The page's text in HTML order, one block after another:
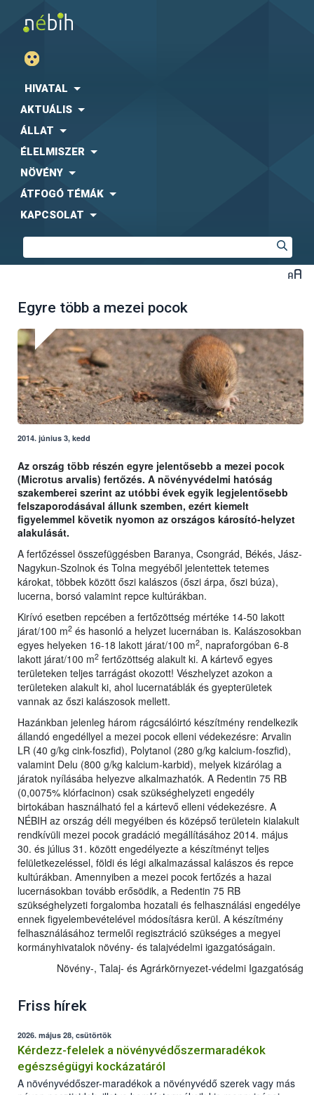
HIVATAL
AKTUÁLIS
ÁLLAT
ÉLELMISZER
NÖVÉNY
ÁTFOGÓ TÉMÁK
KAPCSOLAT
Egyre több a mezei pocok
2014. június 3, kedd
Az ország több részén egyre jelentősebb a mezei pocok
(Microtus arvalis) fertőzés. A növényvédelmi hatóság
szakemberei szerint az utóbbi évek egyik legjelentősebb
felszaporodásával állunk szemben, ezért kiemelt
figyelemmel követik nyomon az országos károsító-helyzet
alakulását.
A fertőzéssel összefüggésben Baranya, Csongrád, Békés, Jász-
Nagykun-Szolnok és Tolna megyéből jelentettek tetemes
károkat, többek között őszi kalászos (őszi árpa, őszi búza),
lucerna, borsó valamint repce kultúrákban.
Kirívó esetben repcében a fertőzöttség mértéke 14-50 lakott
járat/100 m2 és hasonló a helyzet lucernában is. Kalászosokban
egyes helyeken 16-18 lakott járat/100 m2, napraforgóban 6-8
lakott járat/100 m2 fertőzöttség alakult ki. A kártevő egyes
területeken teljes tarrágást okozott! Vészhelyzet azokon a
területeken alakult ki, ahol lucernatáblák és gyepterületek
vannak az őszi kalászosok mellett.
Hazánkban jelenleg három rágcsálóirtó készítmény rendelkezik
állandó engedéllyel a mezei pocok elleni védekezésre: Arvalin
LR (40 g/kg cink-foszfid), Polytanol (280 g/kg kalcium-foszfid),
valamint Delu (800 g/kg kalcium-karbid), melyek kizárólag a
járatok nyílásába helyezve alkalmazhatók. A Redentin 75 RB
(0,0075% klórfacinon) csak szükséghelyzeti engedély
birtokában használható fel a kártevő elleni védekezésre. A
NÉBIH az ország déli megyéiben és középső területein kialakult
rendkívüli mezei pocok gradáció megállításához 2014. május
30. és július 31. között engedélyezte a készítményt teljes
felületkezeléssel, földi és légi alkalmazással kalászos és repce
kultúrákban. Amennyiben a mezei pocok fertőzés a hazai
lucernásokban tovább erősödik, a Redentin 75 RB
szükséghelyzeti forgalomba hozatali és felhasználási engedélye
ennek figyelembevételével módosításra kerül. A készítmény
felhasználásához termelői regisztráció szükséges a megyei
kormányhivatalok növény- és talajvédelmi igazgatóságain.
Növény-, Talaj- és Agrárkörnyezet-védelmi Igazgatóság
Friss hírek
2026. május 28, csütörtök
Kérdezz-felelek a növényvédőszermaradékok
egészségügyi kockázatáról
A növényvédőszer-maradékok a növényvédő szerek vagy más